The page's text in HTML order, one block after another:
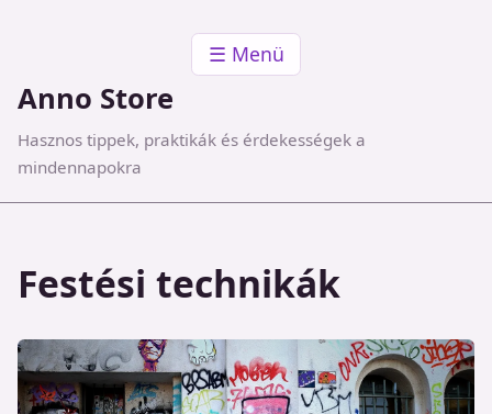
☰ Menü
Anno Store
Hasznos tippek, praktikák és érdekességek a
mindennapokra
Festési technikák